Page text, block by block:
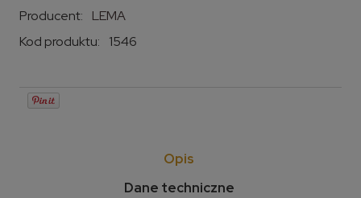
Producent:
LEMA
Kod produktu:
1546
Opis
Dane techniczne